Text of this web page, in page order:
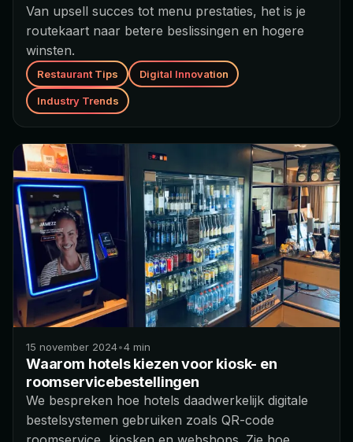
Van upsell succes tot menu prestaties, het is je
routekaart naar betere beslissingen en hogere
winsten.
Restaurant Tips Digital Innovation
Industry Trends
15 november 2024•4 min
Waarom hotels kiezen voor kiosk- en
roomservicebestellingen
We bespreken hoe hotels daadwerkelijk digitale
bestelsystemen gebruiken zoals QR-code